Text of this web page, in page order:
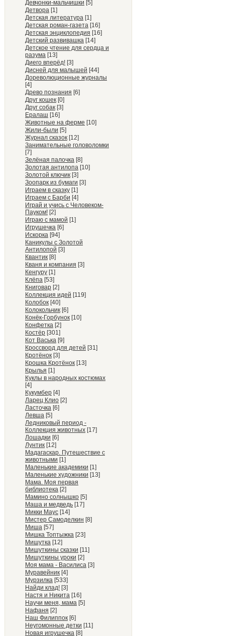
Девчонки-мальчишки [5]
Детвора [1]
Детская литература [1]
Детская роман-газета [16]
Детская энциклопедия [16]
Детский развивашка [14]
Детское чтение для сердца и
разума [13]
Диего вперёд! [3]
Дисней для малышей [44]
Дореволюционные журналы
[4]
Древо познания [6]
Друг кошек [0]
Друг собак [3]
Ералаш [16]
Животные на ферме [10]
Жили-были [5]
Журнал сказок [12]
Занимательные головоломки
[7]
Зелёная палочка [8]
Золотая антилопа [10]
Золотой ключик [3]
Зоопарк из бумаги [3]
Играем в сказку [1]
Играем с Барби [4]
Играй и учись с Человеком-
Пауком! [2]
Играю с мамой [1]
Игрушечка [6]
Искорка [94]
Каникулы с Золотой
Антилопой [3]
Квантик [8]
Кваня и компания [3]
Кенгуру [1]
Клёпа [53]
Книговар [2]
Коллекция идей [119]
Колобок [40]
Колокольчик [6]
Конёк-Горбунок [10]
Конфетка [2]
Костёр [301]
Кот Васька [9]
Кроссворд для детей [31]
Кротёнок [3]
Крошка Кротёнок [13]
Крылья [1]
Куклы в народных костюмах
[4]
Кукумбер [4]
Ларец Клио [2]
Ласточка [6]
Левша [5]
Ледниковый период -
Коллекция животных [17]
Лошадки [6]
Лунтик [12]
Мадагаскар. Путешествие с
животными [1]
Маленькие академики [1]
Маленькие художники [13]
Мама. Моя первая
библиотека [2]
Мамино солнышко [5]
Маша и медведь [17]
Микки Маус [14]
Мистер Самоделкин [8]
Миша [57]
Мишка Топтыжка [23]
Мишутка [12]
Мишуткины сказки [11]
Мишуткины уроки [2]
Моя мама - Василиса [3]
Муравейник [4]
Мурзилка [533]
Найди клад! [3]
Настя и Никита [16]
Научи меня, мама [5]
Нафаня [2]
Наш Филиппок [6]
Неугомонные детки [11]
Новая игрушечка [8]